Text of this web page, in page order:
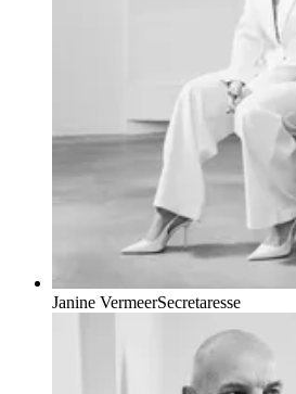
Janine VermeerSecretaresse